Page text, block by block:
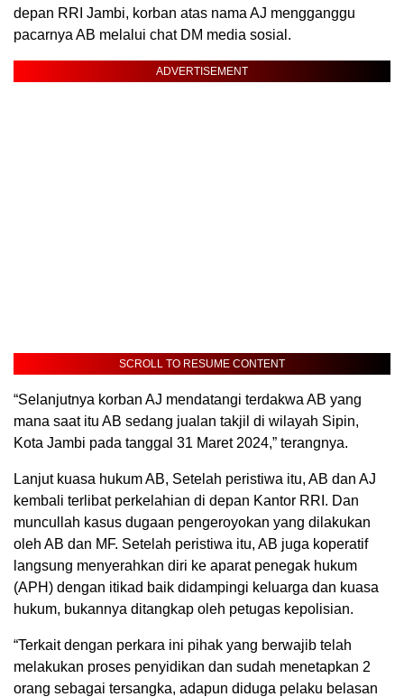
depan RRI Jambi, korban atas nama AJ mengganggu
pacarnya AB melalui chat DM media sosial.
ADVERTISEMENT
SCROLL TO RESUME CONTENT
“Selanjutnya korban AJ mendatangi terdakwa AB yang
mana saat itu AB sedang jualan takjil di wilayah Sipin,
Kota Jambi pada tanggal 31 Maret 2024,” terangnya.
Lanjut kuasa hukum AB, Setelah peristiwa itu, AB dan AJ
kembali terlibat perkelahian di depan Kantor RRI. Dan
muncullah kasus dugaan pengeroyokan yang dilakukan
oleh AB dan MF. Setelah peristiwa itu, AB juga koperatif
langsung menyerahkan diri ke aparat penegak hukum
(APH) dengan itikad baik didampingi keluarga dan kuasa
hukum, bukannya ditangkap oleh petugas kepolisian.
“Terkait dengan perkara ini pihak yang berwajib telah
melakukan proses penyidikan dan sudah menetapkan 2
orang sebagai tersangka, adapun diduga pelaku belasan